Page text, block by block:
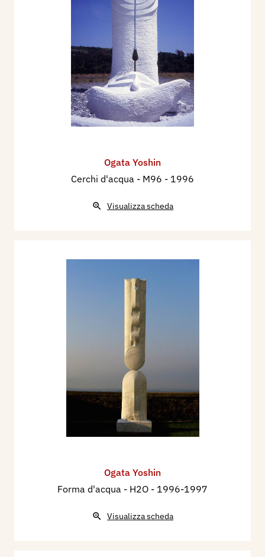
Ogata Yoshin
Cerchi d'acqua - M96 - 1996
Visualizza scheda
Ogata Yoshin
Forma d'acqua - H2O - 1996-1997
Visualizza scheda